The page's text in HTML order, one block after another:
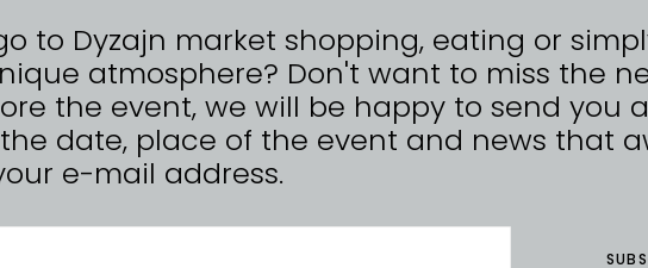
01/
to Dyzajn market shopping, eating or
atmosphere? Don't want to miss the
the event, we will be happy to send you a
date, place of the event and news that
e-mail address.